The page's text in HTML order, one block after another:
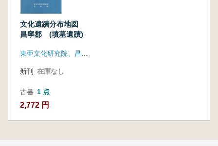
文化遺蹟分布地図
昌寧郡 (墳墓遺蹟)
新刊 在庫なし
古書 1 点
2,772 円